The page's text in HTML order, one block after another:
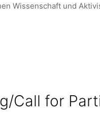
Wissenschaft und
Call for